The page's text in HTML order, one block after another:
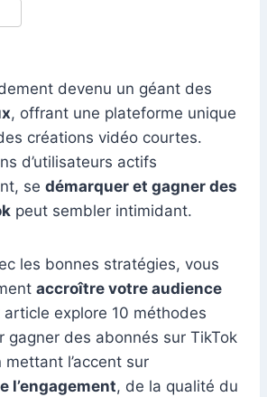
st t
e
n
g
er
a
m
devenu un géant des
, offrant une plateforme unique
créations vidéo courtes.
d’utilisateurs actifs
se démarquer et gagner des
peut sembler intimidant.
les bonnes stratégies, vous
accroître votre audience
article explore 10 méthodes
gagner des abonnés sur TikTok
l’accent sur
l’engagement, de la qualité du